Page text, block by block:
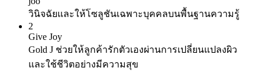
วินิจฉัยและให้โซลูชันเฉพาะบุคคลบนพื้นฐานความรู้
2
Give Joy
Gold J ช่วยให้ลูกค้ารักตัวเองผ่านการเปลี่ยนแปลงผิว
และใช้ชีวิตอย่างมีความสุข